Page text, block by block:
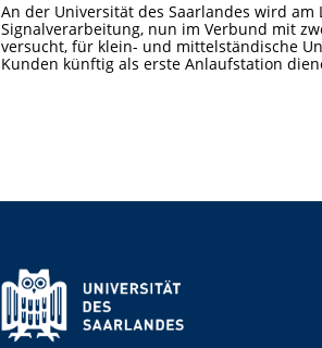
An der Universität des Saarlandes wird
Signalverarbeitung, nun im Verbund mit
versucht, für klein- und mittelständische
Kunden künftig als erste Anlaufstation